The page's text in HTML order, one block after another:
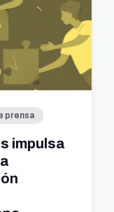
prensa
impulsa